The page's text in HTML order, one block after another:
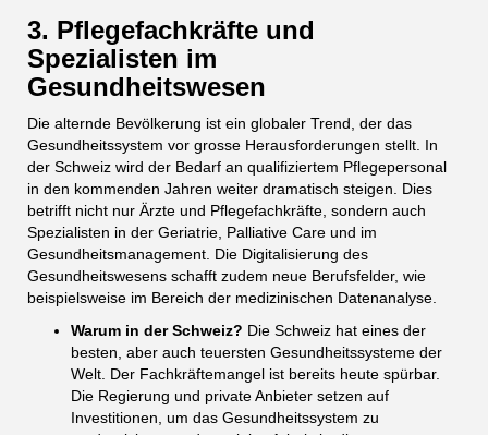
3. Pflegefachkräfte und
Spezialisten im
Gesundheitswesen
Die alternde Bevölkerung ist ein globaler Trend, der das
Gesundheitssystem vor grosse Herausforderungen stellt. In
der Schweiz wird der Bedarf an qualifiziertem Pflegepersonal
in den kommenden Jahren weiter dramatisch steigen. Dies
betrifft nicht nur Ärzte und Pflegefachkräfte, sondern auch
Spezialisten in der Geriatrie, Palliative Care und im
Gesundheitsmanagement. Die Digitalisierung des
Gesundheitswesens schafft zudem neue Berufsfelder, wie
beispielsweise im Bereich der medizinischen Datenanalyse.
Warum in der Schweiz? Die Schweiz hat eines der
besten, aber auch teuersten Gesundheitssysteme der
Welt. Der Fachkräftemangel ist bereits heute spürbar.
Die Regierung und private Anbieter setzen auf
Investitionen, um das Gesundheitssystem zu